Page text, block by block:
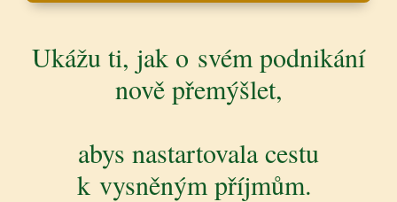
Ukážu ti, jak o svém podnikání
nově přemýšlet,
abys nastartovala cestu
k vysněným příjmům.